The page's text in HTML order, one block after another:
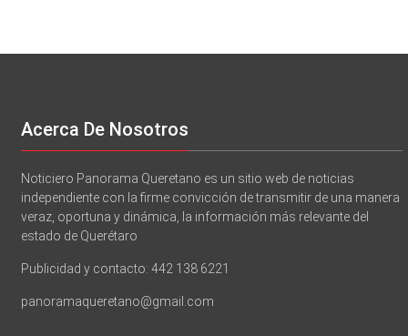
Acerca De Nosotros
Noticiero Panorama Queretano es un sitio web de noticias
independiente con la firme convicción de transmitir de una manera
veraz, oportuna y dinámica, la información más relevante del
estado de Querétaro
Publicidad y contacto: 442 138 6221
panoramaqueretano@gmail.com